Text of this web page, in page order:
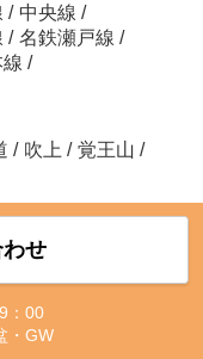
/ 中央線 /
/ 名鉄瀬戸線 /
/
/ 吹上 / 覚王山 /
せ
：00
・GW